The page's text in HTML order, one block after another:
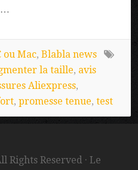
…
ou Mac, Blabla news
la taille, avis
Aliexpress,
, promesse tenue, test
Rights Reserved · Le